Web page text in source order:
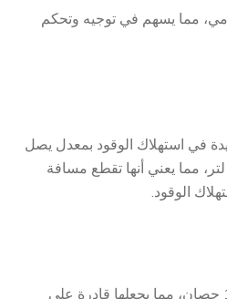
مما يسهم في توجيه وتحكم
في استهلاك الوقود بمعدل يصل
لكل لتر، مما يعني أنها تقطع مسافة
الوقود.
تمتاز بإجمالي قوة 177 حصان، مما يجعلها قادرة على